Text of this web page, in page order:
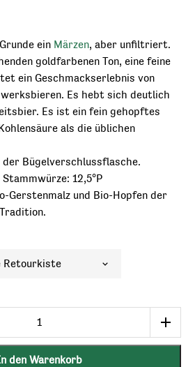
ein Märzen, aber unfiltriert.
goldfarbenen Ton, eine feine
ein Geschmackserlebnis von
Es hebt sich deutlich
Es ist ein fein gehopftes
als die üblichen
Bügelverschlussflasche.
12,5°P
Gerstenmalz und Bio-Hopfen der
den Warenkorb